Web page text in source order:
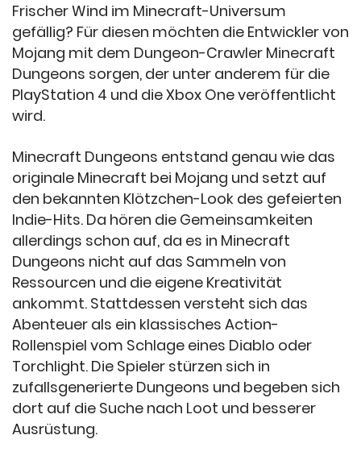
Frischer Wind im Minecraft-Universum
gefällig? Für diesen möchten die Entwickler von
Mojang mit dem Dungeon-Crawler Minecraft
Dungeons sorgen, der unter anderem für die
PlayStation 4 und die Xbox One veröffentlicht
wird.
Minecraft Dungeons entstand genau wie das
originale Minecraft bei Mojang und setzt auf
den bekannten Klötzchen-Look des gefeierten
Indie-Hits. Da hören die Gemeinsamkeiten
allerdings schon auf, da es in Minecraft
Dungeons nicht auf das Sammeln von
Ressourcen und die eigene Kreativität
ankommt. Stattdessen versteht sich das
Abenteuer als ein klassisches Action-
Rollenspiel vom Schlage eines Diablo oder
Torchlight. Die Spieler stürzen sich in
zufallsgenerierte Dungeons und begeben sich
dort auf die Suche nach Loot und besserer
Ausrüstung.